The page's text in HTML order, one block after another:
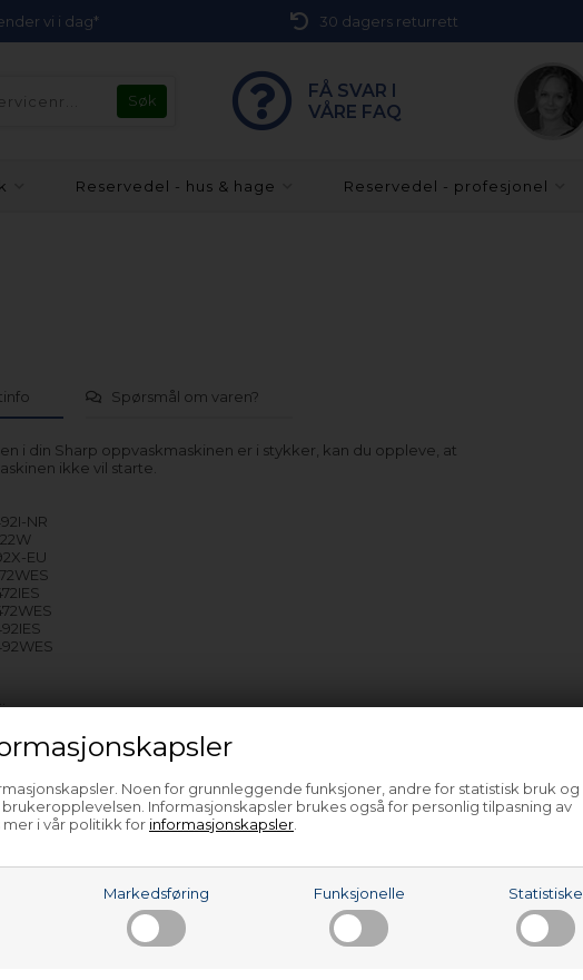
Noen for grunnleggende funksjoner, andre for statistisk bruk og
Informasjonskapsler brukes også for personlig tilpasning av
mer i vår politikk for informasjonskapsler
Markedsføring Funksjonelle Statistiske
vi i dag* 30 dagers returrett
FÅ SVAR I
VÅRE FAQ
Reservedel - hus & hage Reservedel - profesjonel
Spørsmål om varen?
i din Sharp oppvaskmaskinen er i stykker, kan du oppleve, at
ikke vil starte.
NR
EU